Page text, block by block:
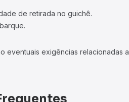
de retirada no guichê.
eventuais exigências relacionadas